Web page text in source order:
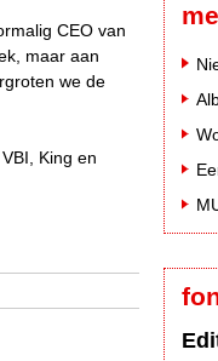
CEO van
maar aan
we de
King en